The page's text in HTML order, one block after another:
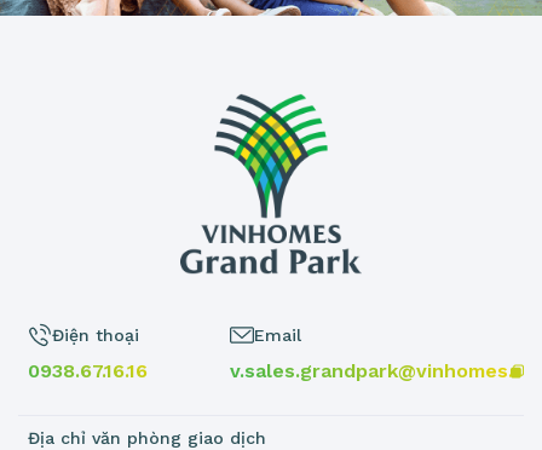
Điện thoại
0938.67.16.16
Email
v.sales.grandpark@vinhomes.vn
Địa chỉ văn phòng giao dịch